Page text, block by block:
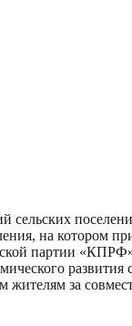
на котором
партии
жителям за